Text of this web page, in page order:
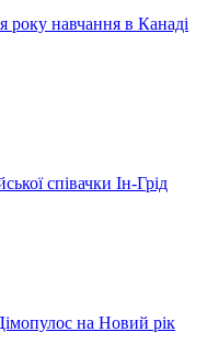
року навчання в Канаді
співачки Ін-Грід
на Новий рік